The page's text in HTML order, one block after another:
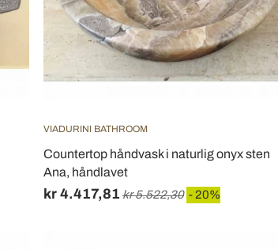
VIADURINI BATHROOM
Countertop håndvask i naturlig onyx sten
Ana, håndlavet
kr 4.417,81 kr 5.522,30 - 20%